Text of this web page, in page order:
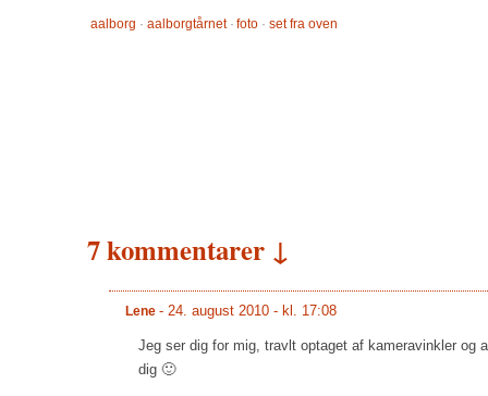
aalborg · aalborgtårnet · foto · set fra oven
7 kommentarer ↓
Lene - 24. august 2010 - kl. 17:08
Jeg ser dig for mig, travlt optaget af kameravinkler
dig 🙂